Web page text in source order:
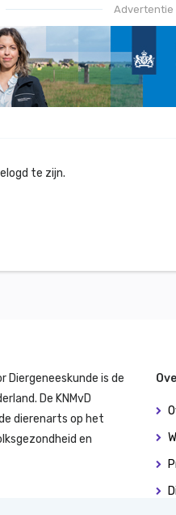
Advertentie
te zijn.
Diergeneeskunde is de
De KNMvD
dierenarts op het
en